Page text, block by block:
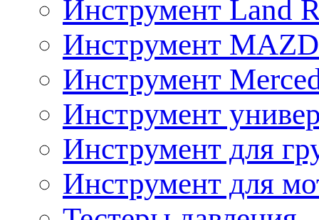
Инструмент Land
Инструмент
Инструмент
Инструмент
Инструмент для
Инструмент для